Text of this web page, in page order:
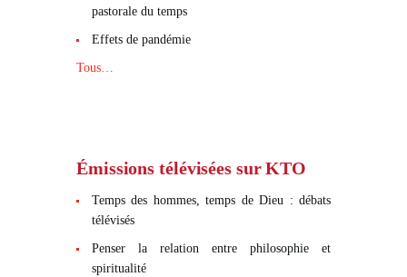
pastorale du temps
Effets de pandémie
Tous…
Émissions télévisées sur KTO
Temps des hommes, temps de Dieu : débats
télévisés
Penser la relation entre philosophie et
spiritualité